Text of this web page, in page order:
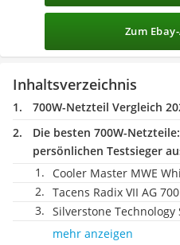
Zum
Inhaltsverzeichnis
700W-Netzteil Vergleich
Die besten 700W-Netzteile:
persönlichen Testsieger
Cooler Master MWE
Tacens Radix VII AG
Silverstone Technology
mehr anzeigen